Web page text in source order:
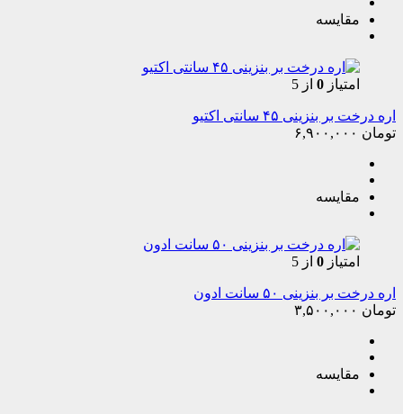
مقایسه
امتیاز 0 از 5
اره درخت بر بنزینی ۴۵ سانتی اکتیو
تومان
مقایسه
امتیاز 0 از 5
اره درخت بر بنزینی ۵۰ سانت ادون
تومان
مقایسه